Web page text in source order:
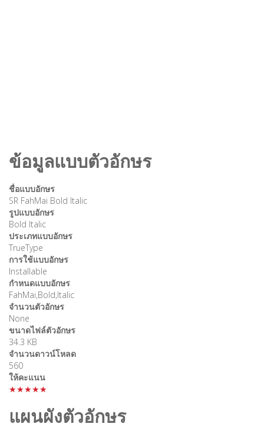
ข้อมูลแบบตัวอักษร
ชื่อแบบอักษร
SR FahMai Bold Italic
รูปแบบอักษร
Bold Italic
ประเภทแบบอักษร
TrueType
การใช้แบบอักษร
Installable
กำหนดแบบอักษร
FahMai,Bold,Italic
จำนวนตัวอักษร
None
ขนาดไฟล์ตัวอักษร
34.3 KB
จำนวนดาวน์โหลด
560
ให้คะแนน
★★★★★
แผนผังตัวอักษร